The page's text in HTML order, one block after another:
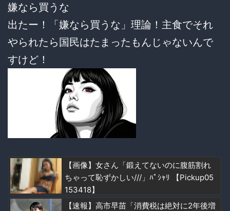
嫌なら買うな
出たー！「嫌なら買うな」理論！主食でそれ
やられたら国民はたまったもんじゃないんで
すけど！
【画像】女さん「鍛えてないのに腹筋割れ
ちゃって恥ずかしい///」ﾊﾟｼｬﾘ 【Pickup05
153418】
【速報】高市早苗「消費税は絶対に2年後増